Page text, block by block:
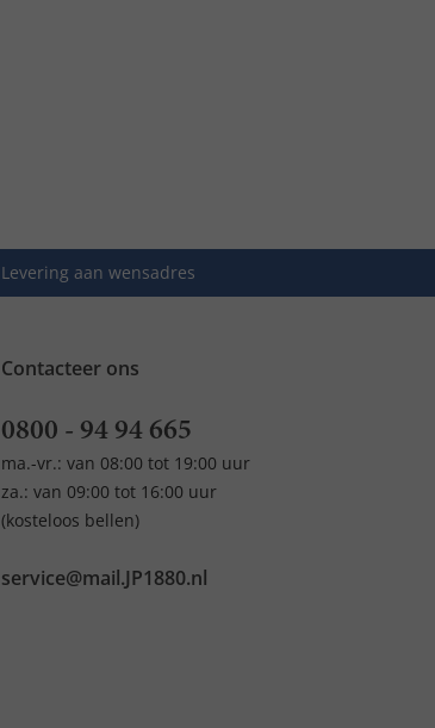
Levering aan wensadres
Contacteer ons
0800 - 94 94 665
ma.-vr.: van 08:00 tot 19:00 uur
za.: van 09:00 tot 16:00 uur
(kosteloos bellen)
service@mail.JP1880.nl